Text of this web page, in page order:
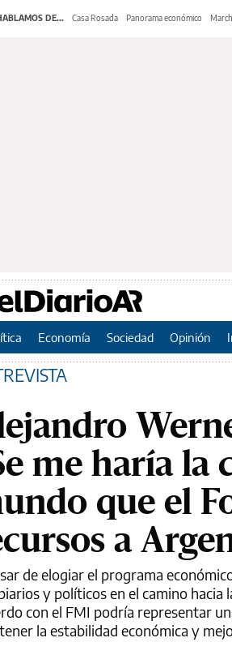
DE... Casa Rosada Panorama económico
Economía Sociedad Opinión
me haría la
que el
a
de elogiar el programa
y políticos en el camino hacia
con el FMI podría representar
la estabilidad económica y